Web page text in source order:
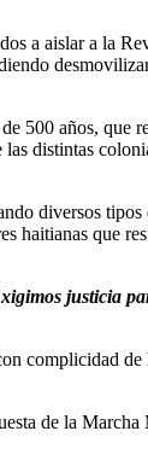
a aislar a la
500 años, que
distintas
diversos
que
justicia
complicidad
de la